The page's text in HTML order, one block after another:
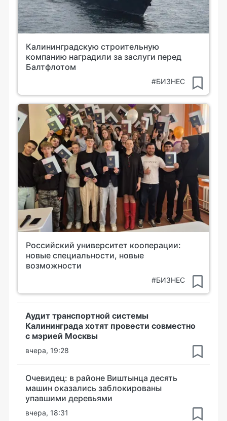
Калининградскую строительную
компанию наградили за заслуги перед
Балтфлотом
#БИЗНЕС
Российский университет кооперации:
новые специальности, новые
возможности
#БИЗНЕС
Аудит транспортной системы
Калининграда хотят провести совместно
с мэрией Москвы
вчера, 19:28
Очевидец: в районе Виштынца десять
машин оказались заблокированы
упавшими деревьями
вчера, 18:31